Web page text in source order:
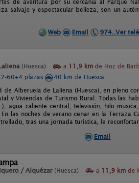
de aventura por su cercanía al Parque
salvaje y espectacular belleza, son un
Web
Email 974..Ver
(Huesca) a 11,9 km de Hoz de
2-60+4 plazas
40 km de Huesca
de Alberuela de Laliena (Huesca), en pleno
y Viviendas de Turismo Rural. Todas las
agua caliente central, televisión, hilo
las noches de verano cenar en la Terraza
tras una jornada turística, le
Email
/ Alquézar (Huesca) a 11,9 km de